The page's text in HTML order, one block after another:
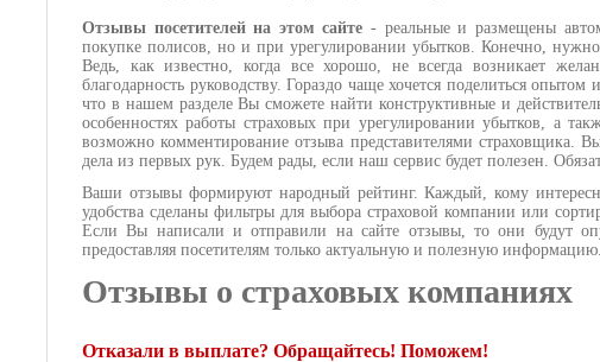
Отзывы посетителей на этом сайте- реальные и размещены
покупке полисов, но и при урегулировании убытков. Конечно,
Ведь, как известно, когда все хорошо, не всегда возникает
благодарность руководству. Гораздо чаще хочется поделиться
что в нашем разделе Вы сможете найти конструктивные и
особенностях работы страховых при урегулировании убытков, а
возможно комментирование отзыва представителями страховщика.
дела из первых рук. Будем рады, если наш сервис будет полезен.
Ваши отзывы формируют народный рейтинг. Каждый, кому
удобства сделаны фильтры для выбора страховой компании или
Если Вы написали и отправили на сайте отзывы, то они будут
предоставляя посетителям только актуальную и полезную информацию.
Отзывы о страховых компаниях
Отказали в выплате? Обращайтесь! Поможем!